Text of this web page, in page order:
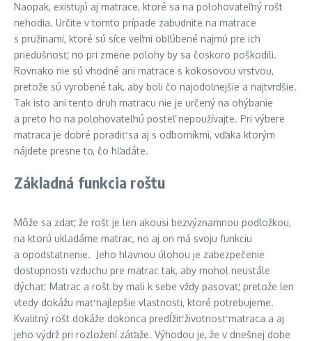
Naopak, existujú aj matrace, ktoré sa na polohovateľný rošt
nehodia. Určite v tomto prípade zabudnite na matrace
s pružinami, ktoré sú síce veľmi obľúbené najmú pre ich
priedušnosť, no pri zmene polohy by sa čoskoro poškodili.
Rovnako nie sú vhodné ani matrace s kokosovou vrstvou,
pretože sú vyrobené tak, aby boli čo najodolnejšie a najtvrdšie.
Tak isto ani tento druh matracu nie je určený na ohýbanie
a preto ho na polohovateľnú posteľ nepoužívajte. Pri výbere
matraca je dobré poradiť sa aj s odborníkmi, vďaka ktorým
nájdete presne to, čo hľadáte.
Základná funkcia roštu
Môže sa zdať, že rošt je len akousi bezvýznamnou podložkou,
na ktorú ukladáme matrac, no aj on má svoju funkciu
a opodstatnenie. Jeho hlavnou úlohou je zabezpečenie
dostupnosti vzduchu pre matrac tak, aby mohol neustále
dýchať. Matrac a rošt by mali k sebe vždy pasovať, pretože len
vtedy dokážu mať najlepšie vlastnosti, ktoré potrebujeme.
Kvalitný rošt dokáže dokonca predĺžiť životnosť matraca a aj
jeho výdrž pri rozložení záťaže. Výhodou je, že v dnešnej dobe